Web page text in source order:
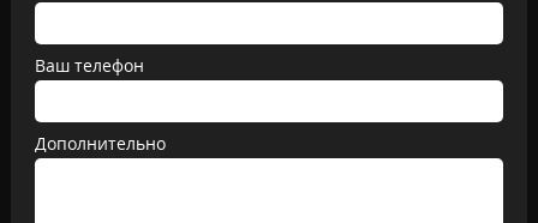
Ваш телефон
Дополнительно